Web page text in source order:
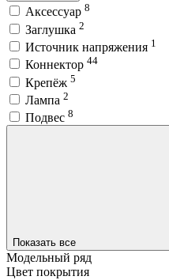
Аксессуар 8
Заглушка 2
Источник напряжения 1
Коннектор 44
Крепёж 5
Лампа 2
Подвес 8
Показать все
Модельный ряд
Цвет покрытия